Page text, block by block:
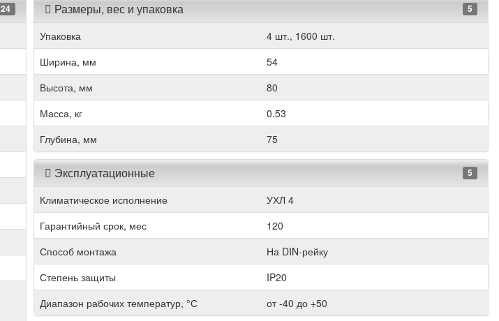
24 Размеры, вес и упаковка 5
Упаковка
4 шт., 1600 шт.
Ширина, мм
54
Высота, мм
80
Масса, кг
0.53
Глубина, мм
75
Эксплуатационные 5
Климатическое исполнение
УХЛ 4
Гарантийный срок, мес
120
Способ монтажа
На DIN-рейку
Степень защиты
IP20
Диапазон рабочих температур, °С
от -40 до +50